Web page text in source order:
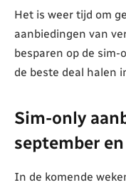
Het is weer tijd om
aanbiedingen van
besparen op de
de beste deal halen
Sim-only
september
In de komende